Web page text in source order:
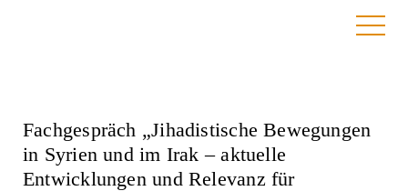
Fachgespräch „Jihadistische Bewegungen
in Syrien und im Irak – aktuelle
Entwicklungen und Relevanz für